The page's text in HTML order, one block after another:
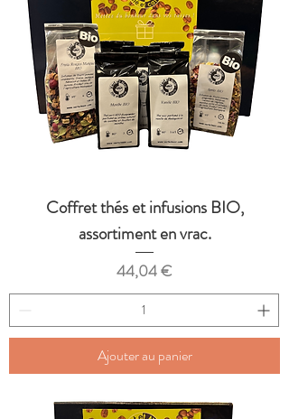
Coffret thés et infusions BIO,
assortiment en vrac.
Prix
44,04 €
Ajouter au panier